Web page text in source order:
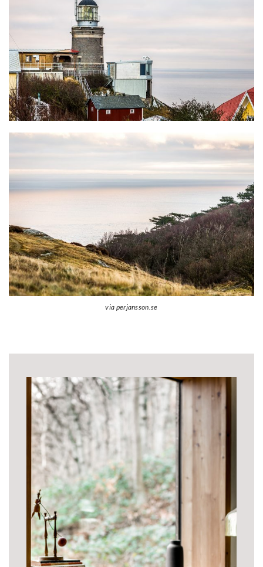
via perjansson.se